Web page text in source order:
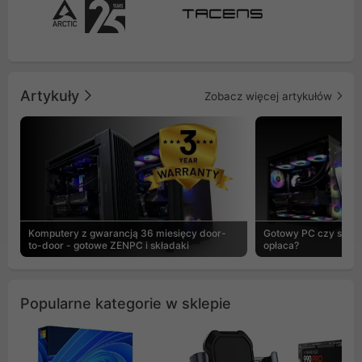
Artykuły Zobacz więcej artykułów
Komputery z gwarancją 36 miesięcy door-
to-door - gotowe ZENPC i składaki
Gotowy PC czy
opłaca?
Popularne kategorie w sklepie